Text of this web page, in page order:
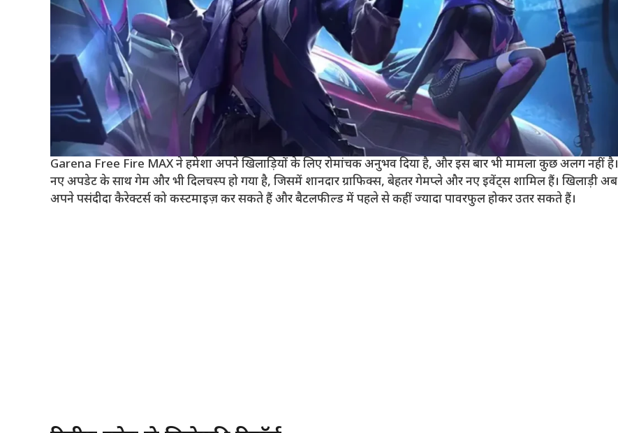
Garena Free Fire MAX ने हमेशा अपने खिलाड़ियों के लिए रोमांचक अनुभव दिया है, और इस बार भी मामला कुछ अलग नहीं है।
नए अपडेट के साथ गेम और भी दिलचस्प हो गया है, जिसमें शानदार ग्राफिक्स, बेहतर गेमप्ले और नए इवेंट्स शामिल हैं। खिलाड़ी अब
अपने पसंदीदा कैरेक्टर्स को कस्टमाइज़ कर सकते हैं और बैटलफील्ड में पहले से कहीं ज्यादा पावरफुल होकर उतर सकते हैं।